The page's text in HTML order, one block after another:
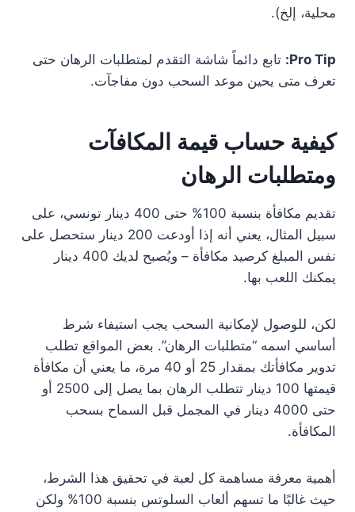
محلية، إلخ).
Pro Tip: تابع دائماً شاشة التقدم لمتطلبات الرهان حتى
تعرف متى يحين موعد السحب دون مفاجآت.
كيفية حساب قيمة المكافآت
ومتطلبات الرهان
تقديم مكافأة بنسبة 100% حتى 400 دينار تونسي، على
سبيل المثال، يعني أنه إذا أودعت 200 دينار ستحصل على
نفس المبلغ كرصيد مكافأة – ويُصبح لديك 400 دينار
يمكنك اللعب بها.
لكن، للوصول لإمكانية السحب يجب استيفاء شرط
أساسي اسمه “متطلبات الرهان”. بعض المواقع تطلب
تدوير مكافأتك بمقدار 25 أو 40 مرة، ما يعني أن مكافأة
قيمتها 100 دينار تتطلب الرهان بما يصل إلى 2500 أو
حتى 4000 دينار في المجمل قبل السماح بسحب
المكافأة.
أهمية معرفة مساهمة كل لعبة في تحقيق هذا الشرط،
حيث غالبًا ما تسهم ألعاب السلوتس بنسبة 100% ولكن